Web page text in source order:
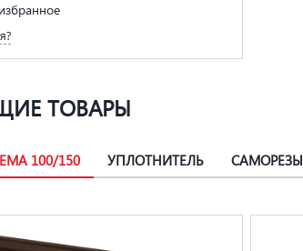
ТОВАРЫ
100/150 УПЛОТНИТЕЛЬ САМОРЕЗЫ